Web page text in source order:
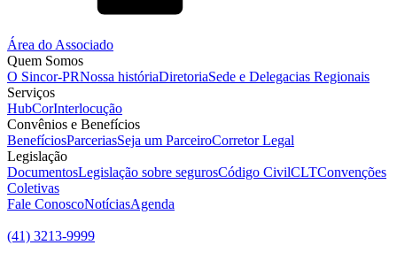
Área do Associado
Quem Somos
O Sincor-PRNossa históriaDiretoriaSede e Delegacias Regionais
Serviços
HubCorInterlocução
Convênios e Benefícios
BenefíciosParceriasSeja um ParceiroCorretor Legal
Legislação
DocumentosLegislação sobre segurosCódigo CivilCLTConvenções
Coletivas
Fale ConoscoNotíciasAgenda
(41) 3213-9999